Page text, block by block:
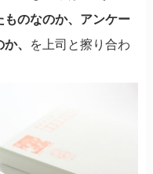
ものなのか、アンケー
、
を上司と擦り合わ